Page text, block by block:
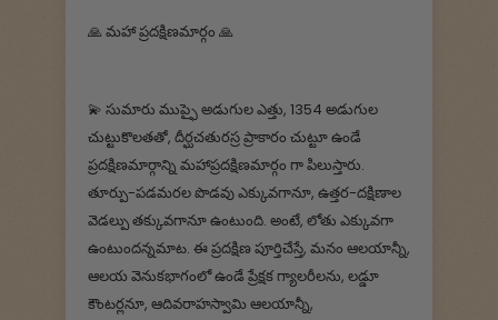
🙏 మహా ప్రదక్షిణమార్గం 🙏
💫 సుమారు ముప్ఫై అడుగుల ఎత్తు, 1354 అడుగుల
చుట్టుకొలతతో, దీర్ఘచతురస్ర ప్రాకారం చుట్టూ ఉండే
ప్రదక్షిణమార్గాన్ని మహాప్రదక్షిణమార్గం గా పిలుస్తారు.
తూర్పు-పడమరల పొడవు ఎక్కువగానూ, ఉత్తర-దక్షిణాల
వెడల్పు తక్కువగానూ ఉంటుంది. అంటే, లోతు ఎక్కువగా
ఉంటుందన్నమాట. ఈ ప్రదక్షిణ పూర్తిచేస్తే, మనం ఆలయాన్నీ,
ఆలయ వెనుకభాగంలో ఉండే ప్రేక్షక గ్యాలరీలను, లడ్డూ
కౌంటర్లనూ, ఆదివరాహస్వామి ఆలయాన్నీ,